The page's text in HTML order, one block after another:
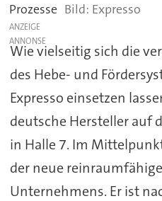
Prozesse
Expresso
ANZEIGE
Wie vielseitig sich die
des Hebe- und
Expresso einsetzen
deutsche Hersteller auf
in Halle 7. Im
der neue
Unternehmens. Er ist